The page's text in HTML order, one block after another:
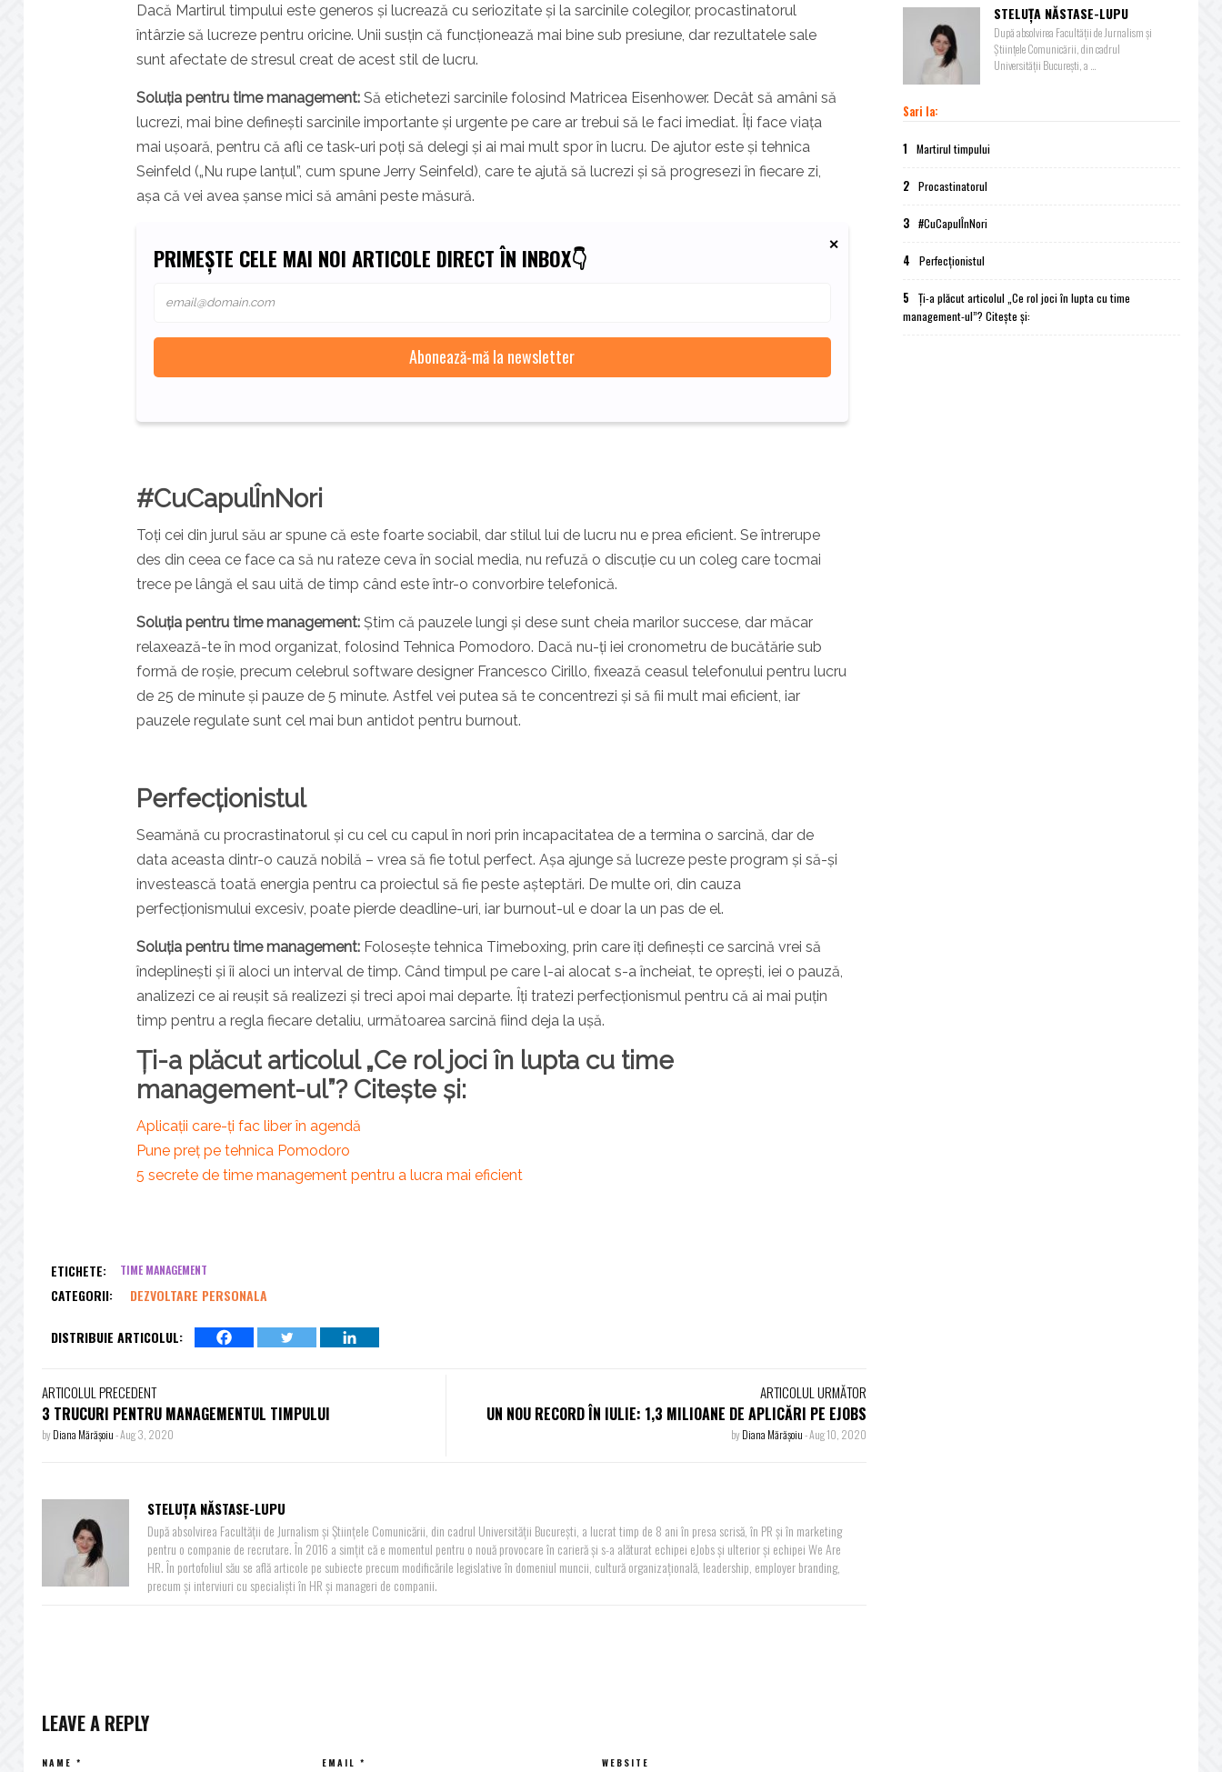
Dacă Martirul timpului este generos și lucrează cu seriozitate și la sarcinile colegilor, procastinatorul
întârzie să lucreze pentru oricine. Unii susțin că funcționează mai bine sub presiune, dar rezultatele sale
sunt afectate de stresul creat de acest stil de lucru.
Soluția pentru time management: Să etichetezi sarcinile folosind Matricea Eisenhower. Decât să amâni să
lucrezi, mai bine definești sarcinile importante și urgente pe care ar trebui să le faci imediat. Îți face viața
mai ușoară, pentru că afli ce task-uri poți să delegi și ai mai mult spor în lucru. De ajutor este și tehnica
Seinfeld („Nu rupe lanțul”, cum spune Jerry Seinfeld), care te ajută să lucrezi și să progresezi în fiecare zi,
așa că vei avea șanse mici să amâni peste măsură.
PRIMEȘTE CELE MAI NOI ARTICOLE DIRECT ÎN INBOX👇
#CuCapulÎnNori
Toți cei din jurul său ar spune că este foarte sociabil, dar stilul lui de lucru nu e prea eficient. Se întrerupe
des din ceea ce face ca să nu rateze ceva în social media, nu refuză o discuție cu un coleg care tocmai
trece pe lângă el sau uită de timp când este într-o convorbire telefonică.
Soluția pentru time management: Știm că pauzele lungi și dese sunt cheia marilor succese, dar măcar
relaxează-te în mod organizat, folosind Tehnica Pomodoro. Dacă nu-ți iei cronometru de bucătărie sub
formă de roșie, precum celebrul software designer Francesco Cirillo, fixează ceasul telefonului pentru lucru
de 25 de minute și pauze de 5 minute. Astfel vei putea să te concentrezi și să fii mult mai eficient, iar
pauzele regulate sunt cel mai bun antidot pentru burnout.
Perfecționistul
Seamănă cu procrastinatorul și cu cel cu capul în nori prin incapacitatea de a termina o sarcină, dar de
data aceasta dintr-o cauză nobilă – vrea să fie totul perfect. Așa ajunge să lucreze peste program și să-și
investească toată energia pentru ca proiectul să fie peste așteptări. De multe ori, din cauza
perfecționismului excesiv, poate pierde deadline-uri, iar burnout-ul e doar la un pas de el.
Soluția pentru time management: Folosește tehnica Timeboxing, prin care îți definești ce sarcină vrei să
îndeplinești și îi aloci un interval de timp. Când timpul pe care l-ai alocat s-a încheiat, te oprești, iei o pauză,
analizezi ce ai reușit să realizezi și treci apoi mai departe. Îți tratezi perfecționismul pentru că ai mai puțin
timp pentru a regla fiecare detaliu, următoarea sarcină fiind deja la ușă.
Ți-a plăcut articolul „Ce rol joci în lupta cu time
management-ul”? Citește și:
Aplicații care-ți fac liber în agendă
Pune preț pe tehnica Pomodoro
5 secrete de time management pentru a lucra mai eficient
ETICHETE: TIME MANAGEMENT
CATEGORII: DEZVOLTARE PERSONALA
DISTRIBUIE ARTICOLUL:
ARTICOLUL PRECEDENT
3 TRUCURI PENTRU MANAGEMENTUL TIMPULUI
byDiana Mărășoiu-Aug 3, 2020
ARTICOLUL URMĂTOR
UN NOU RECORD ÎN IULIE: 1,3 MILIOANE DE APLICĂRI PE EJOBS
byDiana Mărășoiu-Aug 10, 2020
STELUȚA NĂSTASE-LUPU
După absolvirea Facultății de Jurnalism și Științele Comunicării, din cadrul Universității București, a lucrat timp de 8 ani în presa scrisă, în PR și în marketing
pentru o companie de recrutare. În 2016 a simțit că e momentul pentru o nouă provocare în carieră și s-a alăturat echipei eJobs și ulterior și echipei We Are
HR. În portofoliul său se află articole pe subiecte precum modificările legislative în domeniul muncii, cultură organizațională, leadership, employer branding,
precum și interviuri cu specialiști în HR și manageri de companii.
LEAVE A REPLY
NAME * EMAIL * WEBSITE
STELUȚA NĂSTASE-LUPU
După absolvirea Facultății de Jurnalism și
Științele Comunicării, din cadrul
Universității București, a ...
Sari la:
1 Martirul timpului
2 Procastinatorul
3 #CuCapulÎnNori
4 Perfecționistul
5 Ți-a plăcut articolul „Ce rol joci în lupta cu time
management-ul”? Citește și: